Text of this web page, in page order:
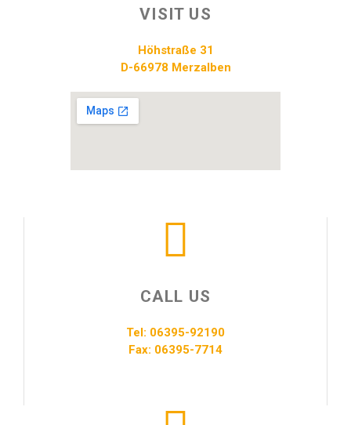
VISIT US
Höhstraße 31
D-66978 Merzalben
CALL US
Tel: 06395-92190
Fax: 06395-7714